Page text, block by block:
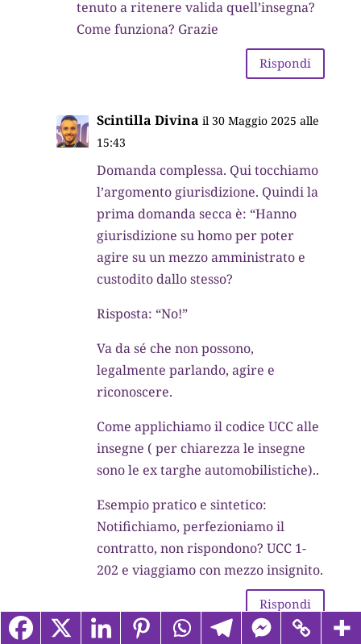
tenuto a ritenere valida quell’insegna?
Come funziona? Grazie
Rispondi
Scintilla Divina il 30 Maggio 2025 alle
15:43
Domanda complessa. Qui tocchiamo
l’argomento giurisdizione. Quindi la
prima domanda secca è: “Hanno
giurisdizione su homo per poter
agire su un mezzo amministrato e
custodito dallo stesso?
Risposta: “No!”
Va da sé che non possono,
legalmente parlando, agire e
riconoscere.
Come applichiamo il codice UCC alle
insegne ( per chiarezza le insegne
sono le ex targhe automobilistiche)..
Esempio pratico e sintetico:
Notifichiamo, perfezioniamo il
contratto, non rispondono? UCC 1-
202 e viaggiamo con mezzo insignito.
Rispondi